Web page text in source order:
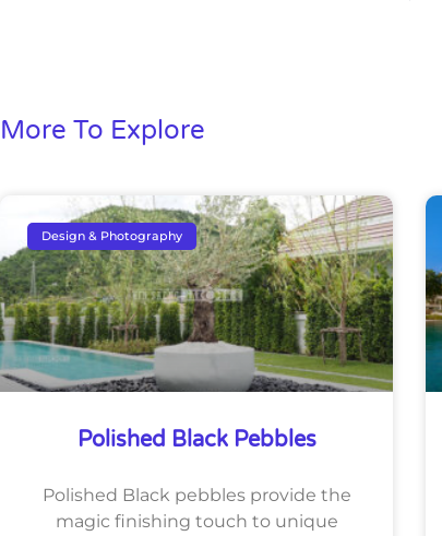
More To Explore
Design & Photography
Polished Black Pebbles
Polished Black pebbles provide the
magic finishing touch to unique